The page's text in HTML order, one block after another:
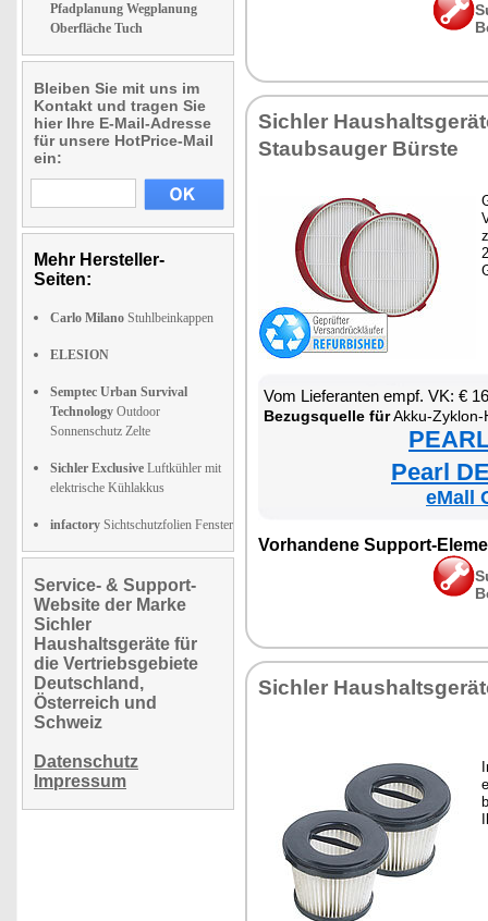
Pfadplanung Wegplanung
Oberfläche Tuch
Bleiben Sie mit uns im
Kontakt und tragen Sie
hier Ihre E-Mail-Adresse
für unsere HotPrice-Mail
ein:
Mehr Hersteller-
Seiten:
Carlo Milano Stuhlbeinkappen
ELESION
Semptec Urban Survival
Technology Outdoor
Sonnenschutz Zelte
Sichler Exclusive Luftkühler mit
elektrische Kühlakkus
infactory Sichtschutzfolien Fenster
Service- & Support-
Website der Marke
Sichler
Haushaltsgeräte für
die Vertriebsgebiete
Deutschland,
Österreich und
Schweiz
Datenschutz
Impressum
Sichler
Staubsauger Bürste
Vom Lieferanten empf. VK: €
Bezugsquelle fürAkku-Zyklon-Hand- &
Pearl
eMall
Vorhandene Support-
Sichler